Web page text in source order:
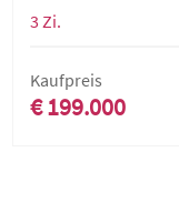
3 Zi.
Kaufpreis
€ 199.000